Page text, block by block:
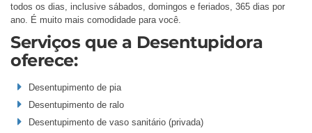
todos os dias, inclusive sábados, domingos e feriados, 365 dias por
ano. É muito mais comodidade para você.
Serviços que a Desentupidora
oferece:
Desentupimento de pia
Desentupimento de ralo
Desentupimento de vaso sanitário (privada)